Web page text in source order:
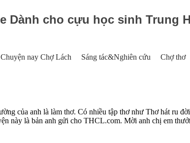
Dành cho cựu học sinh Trung
Chuyện nay Chợ Lách Sáng tác&Nghiên cứu Chợ thơ
của anh là làm thơ. Có nhiều tập thơ như Thơ hát ru
này là bản anh gửi cho THCL.com. Mời anh chị em